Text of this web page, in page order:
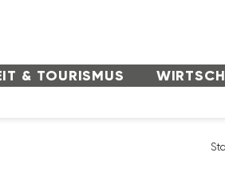
& TOURISMUS